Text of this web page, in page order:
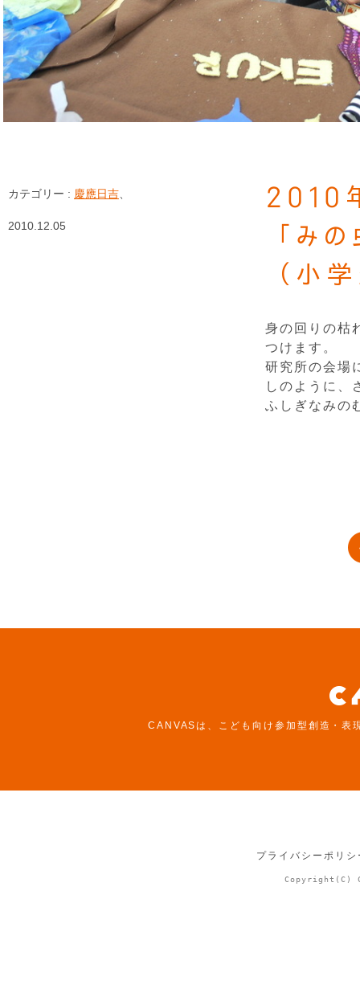
2010
「み
（小
身の回りの枯
つけます。
研究所の会場
しのように、
ふしぎなみの
カテゴリー : 慶應日吉
2010.12.05
CANVASは、こども向け参加型創造・表
プライバシーポリ
Copyright(C)